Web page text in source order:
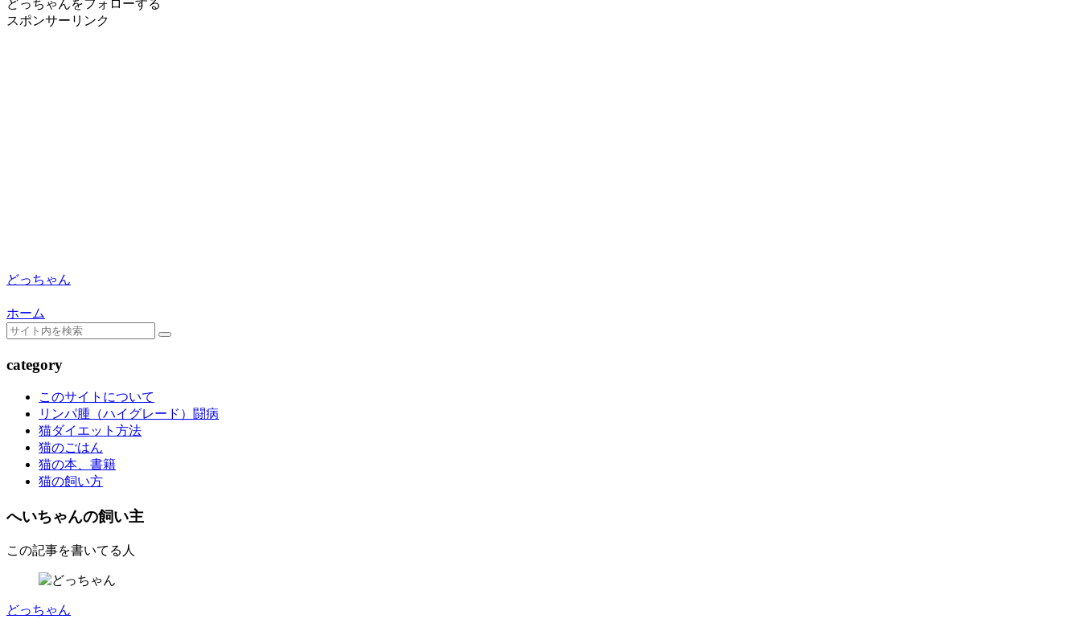
どっちゃんをフォローする
スポンサーリンク
どっちゃん
ホーム
category
このサイトについて
リンパ腫（ハイグレード）闘病
猫ダイエット方法
猫のごはん
猫の本、書籍
猫の飼い方
へいちゃんの飼い主
この記事を書いてる人
どっちゃん